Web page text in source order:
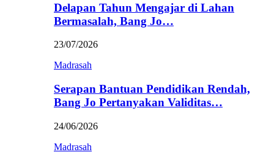
Delapan Tahun Mengajar di Lahan
Bermasalah, Bang Jo…
23/07/2026
Madrasah
Serapan Bantuan Pendidikan Rendah,
Bang Jo Pertanyakan Validitas…
24/06/2026
Madrasah